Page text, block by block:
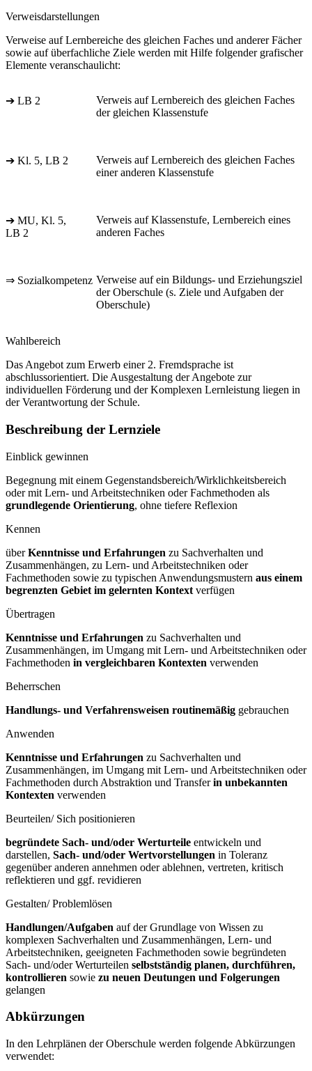
Verweisdarstellungen
Verweise auf Lernbereiche des gleichen Faches und anderer Fächer
sowie auf überfachliche Ziele werden mit Hilfe folgender grafischer
Elemente veranschaulicht:
➔ LB 2
Verweis auf Lernbereich des gleichen Faches
der gleichen Klassenstufe
➔ Kl. 5, LB 2
Verweis auf Lernbereich des gleichen Faches
einer anderen Klassenstufe
➔ MU, Kl. 5,
LB 2
Verweis auf Klassenstufe, Lernbereich eines
anderen Faches
⇒ Sozialkompetenz Verweise auf ein Bildungs- und Erziehungsziel
der Oberschule (s. Ziele und Aufgaben der
Oberschule)
Wahlbereich
Das Angebot zum Erwerb einer 2. Fremdsprache ist
abschlussorientiert. Die Ausgestaltung der Angebote zur
individuellen Förderung und der Komplexen Lernleistung liegen in
der Verantwortung der Schule.
Beschreibung der Lernziele
Einblick gewinnen
Begegnung mit einem Gegenstandsbereich/Wirklichkeitsbereich
oder mit Lern- und Arbeitstechniken oder Fachmethoden als
grundlegende Orientierung, ohne tiefere Reflexion
Kennen
überKenntnisse und Erfahrungen zu Sachverhalten und
Zusammenhängen, zu Lern- und Arbeitstechniken oder
Fachmethoden sowie zu typischen Anwendungsmustern aus einem
begrenzten Gebiet im gelernten Kontext verfügen
Übertragen
Kenntnisse und Erfahrungen zu Sachverhalten und
Zusammenhängen, im Umgang mit Lern- und Arbeitstechniken oder
Fachmethoden in vergleichbaren Kontexten verwenden
Beherrschen
Handlungs- und Verfahrensweisen routinemäßig gebrauchen
Anwenden
Kenntnisse und Erfahrungen zu Sachverhalten und
Zusammenhängen, im Umgang mit Lern- und Arbeitstechniken oder
Fachmethoden durch Abstraktion und Transferin unbekannten
Kontexten verwenden
Beurteilen/ Sich positionieren
begründete Sach- und/oder Werturteile entwickeln und
darstellen, Sach- und/oder Wertvorstellungen in Toleranz
gegenüber anderen annehmen oder ablehnen, vertreten, kritisch
reflektieren und ggf. revidieren
Gestalten/ Problemlösen
Handlungen/Aufgaben auf der Grundlage von Wissen zu
komplexen Sachverhalten und Zusammenhängen, Lern- und
Arbeitstechniken, geeigneten Fachmethoden sowie begründeten
Sach- und/oder Werturteilen selbstständig planen, durchführen,
kontrollieren sowie zu neuen Deutungen und Folgerungen
gelangen
Abkürzungen
In den Lehrplänen der Oberschule werden folgende Abkürzungen
verwendet: